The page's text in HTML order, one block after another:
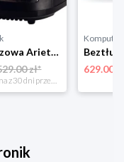
Beztłuszczowa Ariete 4630/00 czarny
zł*
*najniższa cena z 30 dni przed obniżką
629.00 zł